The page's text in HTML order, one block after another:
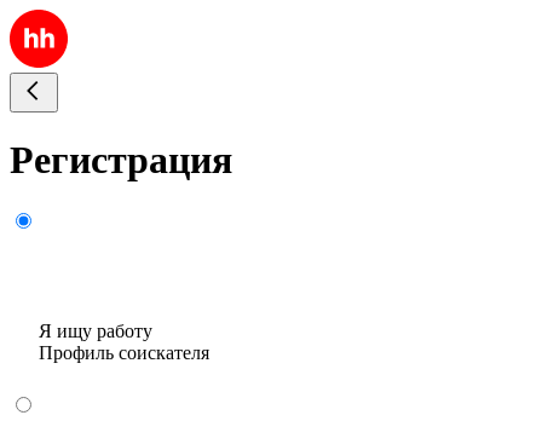
Регистрация
Я ищу работу
Профиль соискателя